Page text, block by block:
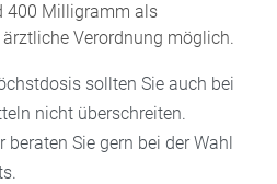
400 Milligramm als
Verordnung möglich.
sollten Sie auch bei
nicht überschreiten.
beraten Sie gern bei der Wahl